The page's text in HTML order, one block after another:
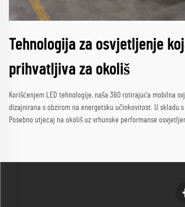
Tehnologija za osvjetljenje
prihvatljiva za okoliš
Korišćenjem LED tehnologije, naša 360 rotirajuća mobilna
dizajnirana s obzirom na energetsku učinkovitost. U skladu s
Posebno utjecaj na okoliš uz vrhunske performanse